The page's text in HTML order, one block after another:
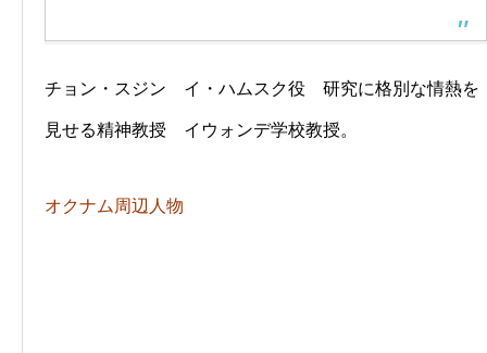
チョン・スジン イ・ハムスク役 研究に格別な情熱を
見せる精神教授 イウォンデ学校教授。
オクナム周辺人物